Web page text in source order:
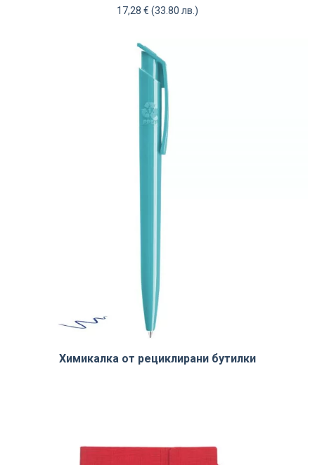
17,28 € (33.80 лв.)
Химикалка от рециклирани бутилки